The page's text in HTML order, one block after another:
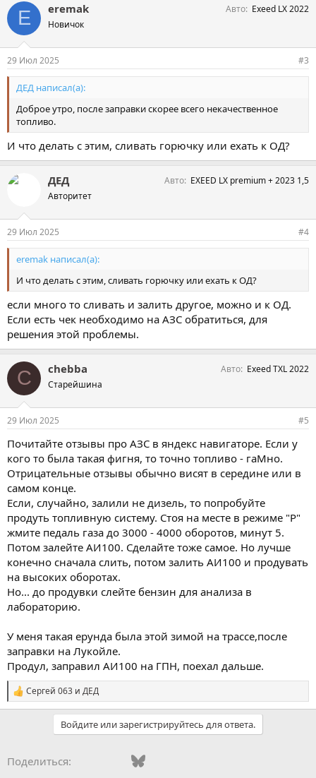
E eremak
Новичок
Авто Exeed LX 2022
29 Июл 2025 #3
ДЕД написал(а):
Доброе утро, после заправки скорее всего некачественное
топливо.
И что делать с этим, сливать горючку или ехать к ОД?
ДЕД
Авторитет
Авто EXEED LX premium + 2023 1,5
29 Июл 2025 #4
eremak написал(а):
И что делать с этим, сливать горючку или ехать к ОД?
если много то сливать и залить другое, можно и к ОД.
Если есть чек необходимо на АЗС обратиться, для
решения этой проблемы.
C chebba
Старейшина
Авто Exeed TXL 2022
29 Июл 2025 #5
Почитайте отзывы про АЗС в яндекс навигаторе. Если у
кого то была такая фигня, то точно топливо - гаМно.
Отрицательные отзывы обычно висят в середине или в
самом конце.
Если, случайно, залили не дизель, то попробуйте
продуть топливную систему. Стоя на месте в режиме "Р"
жмите педаль газа до 3000 - 4000 оборотов, минут 5.
Потом залейте АИ100. Сделайте тоже самое. Но лучше
конечно сначала слить, потом залить АИ100 и продувать
на высоких оборотах.
Но... до продувки слейте бензин для анализа в
лабораторию.
У меня такая ерунда была этой зимой на трассе,после
заправки на Лукойле.
Продул, заправил АИ100 на ГПН, поехал дальше.
С
и
и
Сергей 063 и ДЕД
Войдите или зарегистрируйтесь для ответа.
Поделиться: Vkontakte
FacebookBluesky